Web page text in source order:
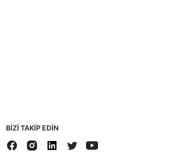
BİZİ TAKİP EDİN